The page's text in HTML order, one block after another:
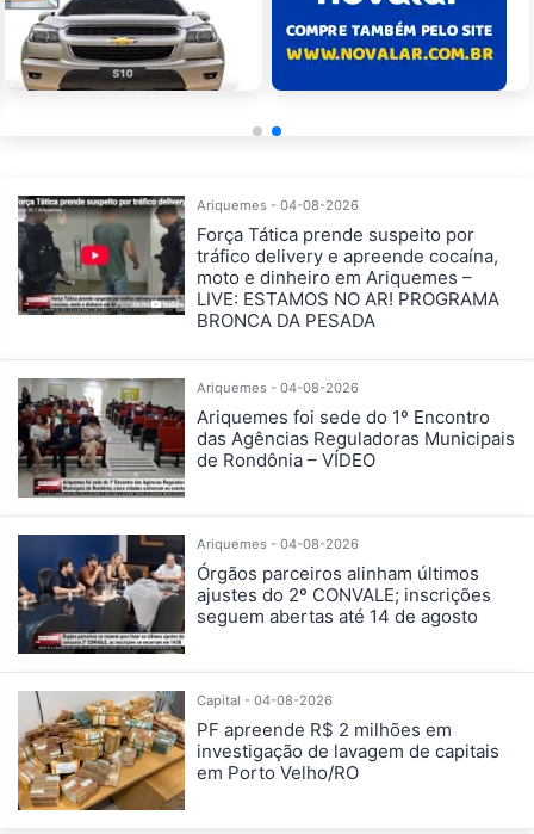
Ariquemes - 04-08-2026
Força Tática prende suspeito por
tráfico delivery e apreende cocaína,
moto e dinheiro em Ariquemes –
LIVE: ESTAMOS NO AR! PROGRAMA
BRONCA DA PESADA
Ariquemes - 04-08-2026
Ariquemes foi sede do 1º Encontro
das Agências Reguladoras Municipais
de Rondônia – VÍDEO
Ariquemes - 04-08-2026
Órgãos parceiros alinham últimos
ajustes do 2º CONVALE; inscrições
seguem abertas até 14 de agosto
Capital - 04-08-2026
PF apreende R$ 2 milhões em
investigação de lavagem de capitais
em Porto Velho/RO